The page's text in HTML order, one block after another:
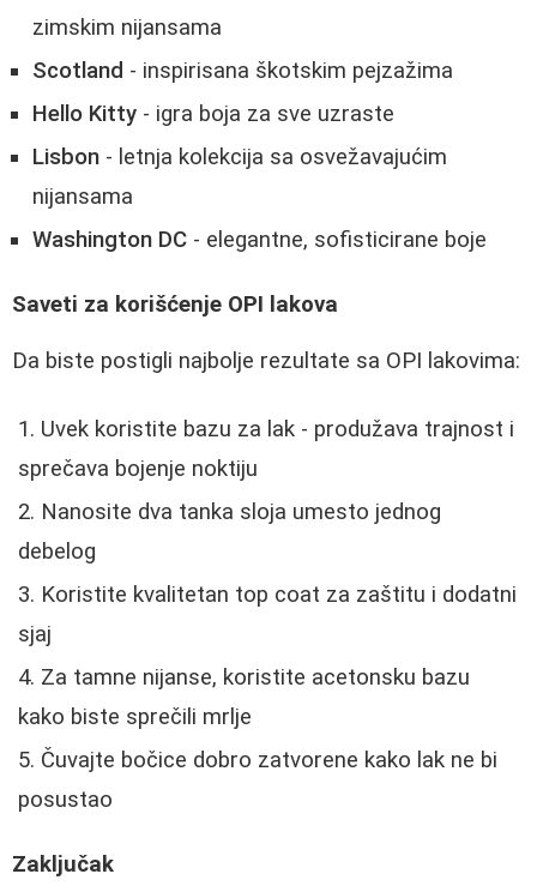
zimskim nijansama
Scotland - inspirisana škotskim pejzažima
Hello Kitty - igra boja za sve uzraste
Lisbon - letnja kolekcija sa osvežavajućim
nijansama
Washington DC - elegantne, sofisticirane boje
Saveti za korišćenje OPI lakova
Da biste postigli najbolje rezultate sa OPI lakovima:
Uvek koristite bazu za lak - produžava trajnost i
sprečava bojenje noktiju
Nanosite dva tanka sloja umesto jednog
debelog
Koristite kvalitetan top coat za zaštitu i dodatni
sjaj
Za tamne nijanse, koristite acetonsku bazu
kako biste sprečili mrlje
Čuvajte bočice dobro zatvorene kako lak ne bi
posustao
Zaključak